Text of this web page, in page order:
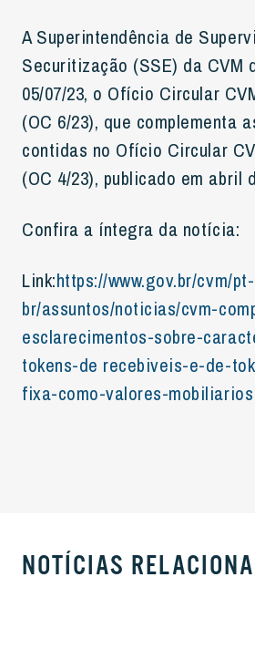
A Superintendência de
Securitização (SSE) da CVM
05/07/23, o Ofício Circular
(OC 6/23), que complementa
contidas no Ofício Circular
(OC 4/23), publicado em abril
Confira a íntegra da notícia:
Link:https://www.gov.br/cvm/pt-
br/assuntos/noticias/cvm-
esclarecimentos-sobre-
tokens-de recebiveis-e-de-
fixa-como-valores-mobiliarios
NOTÍCIAS